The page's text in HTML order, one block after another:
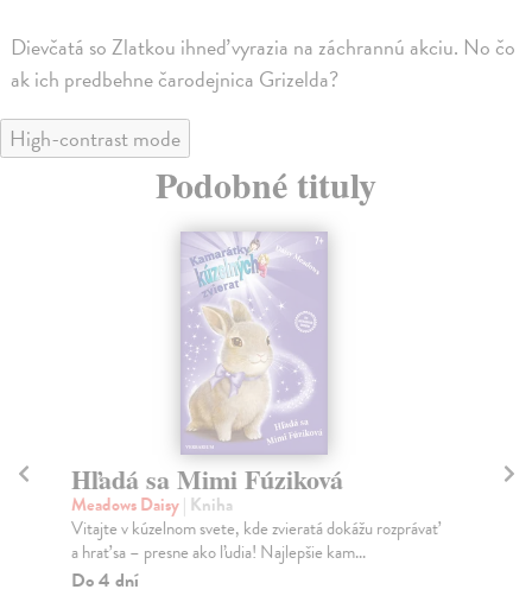
Dievčatá so Zlatkou ihneď vyrazia na záchrannú akciu. No čo
ak ich predbehne čarodejnica Grizelda?
High-contrast mode
Podobné tituly
Hľadá sa Mimi Fúziková
Meadows Daisy| Kniha
Vitajte v kúzelnom svete, kde zvieratá dokážu rozprávať
a hrať sa – presne ako ľudia! Najlepšie kam...
Do 4 dní